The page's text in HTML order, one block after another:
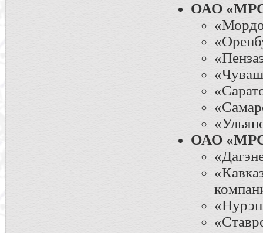
ОАО
ОАО